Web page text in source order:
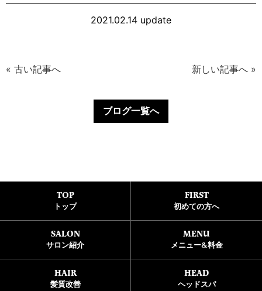
2021.02.14 update
« 古い記事へ 新しい記事へ »
ブログ一覧へ
トップ 初めての方へ
サロン紹介 メニュー&料金
髪質改善 ヘッドスパ